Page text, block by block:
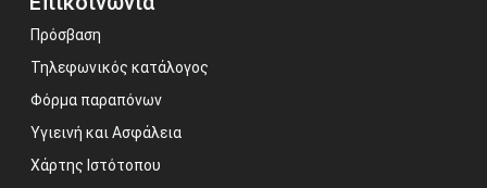
Πρόσβαση
Τηλεφωνικός κατάλογος
Φόρμα παραπόνων
Υγιεινή και Ασφάλεια
Χάρτης Ιστότοπου